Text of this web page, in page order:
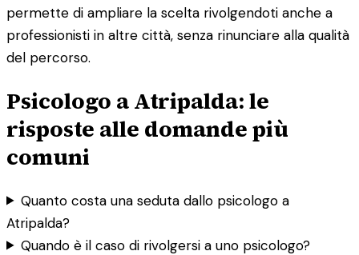
permette di ampliare la scelta rivolgendoti anche a
professionisti in altre città, senza rinunciare alla qualità
del percorso.
Psicologo a Atripalda: le
risposte alle domande più
comuni
Quanto costa una seduta dallo psicologo a
Atripalda?
Quando è il caso di rivolgersi a uno psicologo?